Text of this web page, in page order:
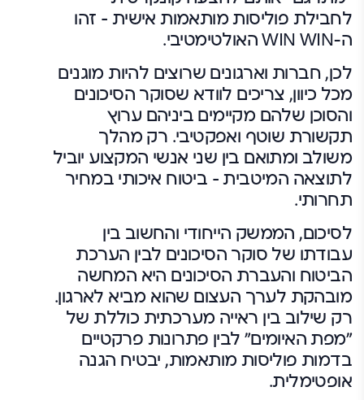
לחבילת פוליסות מותאמות אישית – זהו
ה-WIN WIN האולטימטיבי.
לכן, חברות וארגונים שרוצים להיות מוגנים
מכל כיוון, צריכים לוודא שסוקר הסיכונים
והסוכן שלהם מקיימים ביניהם ערוץ
תקשורת שוטף ואפקטיבי. רק מהלך
משולב ומתואם בין שני אנשי המקצוע יוביל
לתוצאה המיטבית – ביטוח איכותי במחיר
תחרותי.
לסיכום, הממשק הייחודי והחשוב בין
עבודתו של סוקר הסיכונים לבין הערכת
הביטוח והעברת הסיכונים היא המחשה
מובהקת לערך העצום שהוא מביא לארגון.
רק שילוב בין ראייה מערכתית כוללת של
"מפת האיומים" לבין פתרונות פרקטיים
בדמות פוליסות מותאמות, יבטיח הגנה
אופטימלית.